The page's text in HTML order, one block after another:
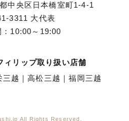
中央区日本橋室町1-4-1
3311 大代表
：10:00～19:00
ィリップ取り扱い店舗
三越 ｜高松三越 ｜福岡三越
All Rights Reserved.